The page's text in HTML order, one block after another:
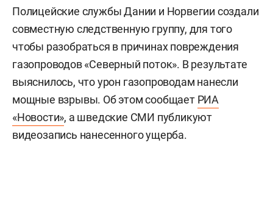
Полицейские службы Дании и Норвегии создали
совместную следственную группу, для того
чтобы разобраться в причинах повреждения
газопроводов «Северный поток». В результате
выяснилось, что урон газопроводам нанесли
мощные взрывы. Об этом сообщает РИА
«Новости», а шведские СМИ публикуют
видеозапись нанесенного ущерба.